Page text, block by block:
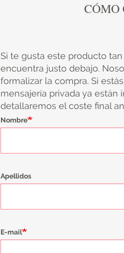
CÓMO
Si te gusta este producto
encuentra justo debajo.
formalizar la compra. Si
mensajería privada ya están
detallaremos el coste final
Nombre
Apellidos
E-mail